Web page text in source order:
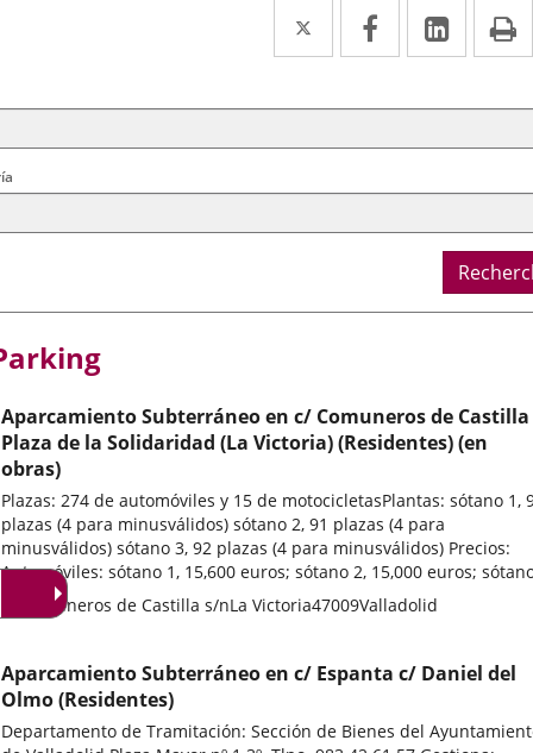
Twitter
Enlace
a
una
aplicación
Facebook
Enlace
a
una
aplicación
Enlace
a
una
Aparcamiento Subterráneo en c/ Comuneros de Castilla
Plaza de la Solidaridad (La Victoria) (Residentes) (en
obras)
Plazas: 274 de automóviles y 15 de motocicletasPlantas: sótano 1,
plazas (4 para minusválidos) sótano 2, 91 plazas (4 para
minusválidos) sótano 3, 92 plazas (4 para minusválidos) Precios:
Automóviles: sótano 1, 15,600 euros; sótano 2, 15,000 euros;
Adresse
c/ Comuneros de Castilla s/nLa Victoria47009Valladolid
Aparcamiento Subterráneo en c/ Espanta c/ Daniel del
Olmo (Residentes)
Departamento de Tramitación: Sección de Bienes del